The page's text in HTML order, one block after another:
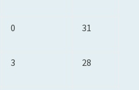
0 31
3 28